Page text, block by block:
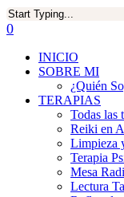
0
INICIO
SOBRE MI
¿Quién
TERAPIAS
Todas las
Reiki en
Limpieza
Terapia
Mesa
Lectura